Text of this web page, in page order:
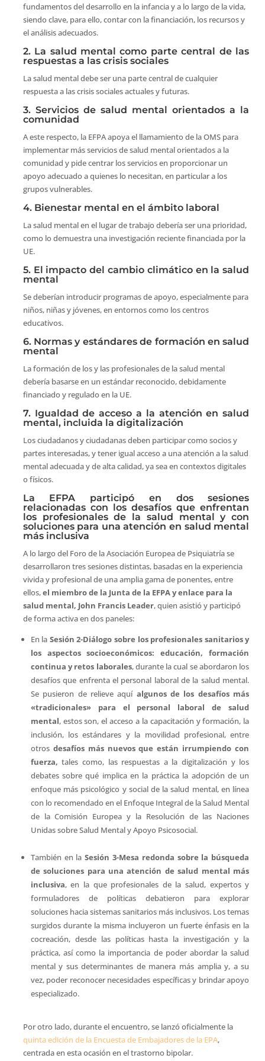
fundamentos del desarrollo en la infancia y a lo largo de la vida,
siendo clave, para ello, contar con la financiación, los recursos y
el análisis adecuados.
2. La salud mental como parte central de las
respuestas a las crisis sociales
La salud mental debe ser una parte central de cualquier
respuesta a las crisis sociales actuales y futuras.
3. Servicios de salud mental orientados a la
comunidad
A este respecto, la EFPA apoya el llamamiento de la OMS para
implementar más servicios de salud mental orientados a la
comunidad y pide centrar los servicios en proporcionar un
apoyo adecuado a quienes lo necesitan, en particular a los
grupos vulnerables.
4. Bienestar mental en el ámbito laboral
La salud mental en el lugar de trabajo debería ser una prioridad,
como lo demuestra una investigación reciente financiada por la
UE.
5. El impacto del cambio climático en la salud
mental
Se deberían introducir programas de apoyo, especialmente para
niños, niñas y jóvenes, en entornos como los centros
educativos.
6. Normas y estándares de formación en salud
mental
La formación de los y las profesionales de la salud mental
debería basarse en un estándar reconocido, debidamente
financiado y regulado en la UE.
7. Igualdad de acceso a la atención en salud
mental, incluida la digitalización
Los ciudadanos y ciudadanas deben participar como socios y
partes interesadas, y tener igual acceso a una atención a la salud
mental adecuada y de alta calidad, ya sea en contextos digitales
o físicos.
La EFPA participó en dos sesiones
relacionadas con los desafíos que enfrentan
los profesionales de la salud mental y con
soluciones para una atención en salud mental
más inclusiva
A lo largo del Foro de la Asociación Europea de Psiquiatría se
desarrollaron tres sesiones distintas, basadas en la experiencia
vivida y profesional de una amplia gama de ponentes, entre
ellos,el miembro de la Junta de la EFPA y enlace para la
salud mental, John Francis Leader, quien asistió y participó
de forma activa en dos paneles:
En la Sesión 2-Diálogo sobre los profesionales sanitarios y
los aspectos socioeconómicos: educación, formación
continua y retos laborales, durante la cual se abordaron los
desafíos que enfrenta el personal laboral de la salud mental.
Se pusieron de relieve aquí algunos de los desafíos más
«tradicionales» para el personal laboral de salud
mental, estos son, el acceso a la capacitación y formación, la
inclusión, los estándares y la movilidad profesional, entre
otros desafíos más nuevos que están irrumpiendo con
fuerza, tales como, las respuestas a la digitalización y los
debates sobre qué implica en la práctica la adopción de un
enfoque más psicológico y social de la salud mental, en línea
con lo recomendado en el Enfoque Integral de la Salud Mental
de la Comisión Europea y la Resolución de las Naciones
Unidas sobre Salud Mental y Apoyo Psicosocial.
También en laSesión 3-Mesa redonda sobre la búsqueda
de soluciones para una atención de salud mental más
inclusiva, en la que profesionales de la salud, expertos y
formuladores de políticas debatieron para explorar
soluciones hacia sistemas sanitarios más inclusivos. Los temas
surgidos durante la misma incluyeron un fuerte énfasis en la
cocreación, desde las políticas hasta la investigación y la
práctica, así como la importancia de poder abordar la salud
mental y sus determinantes de manera más amplia y, a su
vez, poder reconocer necesidades específicas y brindar apoyo
especializado.
Por otro lado, durante el encuentro, se lanzó oficialmente la
quinta edición de la Encuesta de Embajadores de la EPA,
centrada en esta ocasión en el trastorno bipolar.